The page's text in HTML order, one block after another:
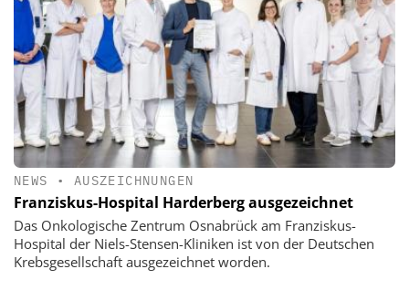
NEWS • AUSZEICHNUNGEN
Franziskus-Hospital Harderberg ausgezeichnet
Das Onkologische Zentrum Osnabrück am Franziskus-
Hospital der Niels-Stensen-Kliniken ist von der Deutschen
Krebsgesellschaft ausgezeichnet worden.